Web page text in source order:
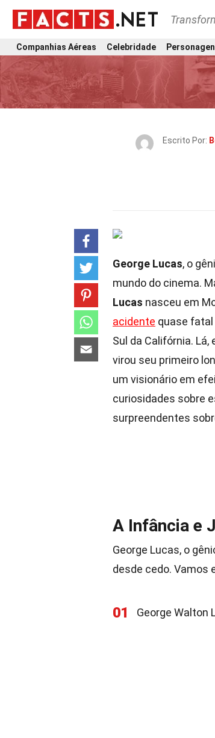
Companhias Aéreas Celebridade
Escrito Por:
George Lucas, o
mundo do cinema.
Lucas nasceu em
acidente quase fatal
Sul da Califórnia.
virou seu primeiro
um visionário em
curiosidades sobre
surpreendentes
A Infância e
George Lucas, o
desde cedo. Vamos
01 George Walton